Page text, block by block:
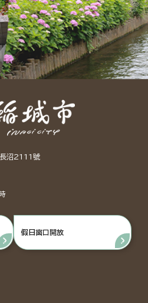
沼2111號
假日窗口開放